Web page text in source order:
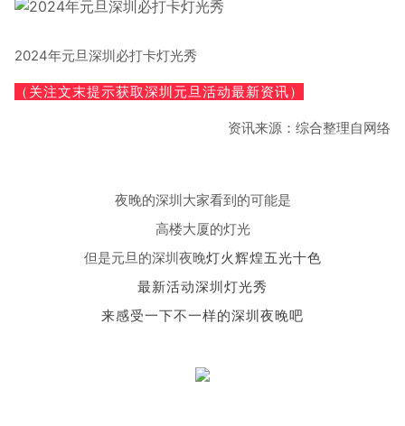
2024年元旦深圳必打卡灯光秀
（关注文末提示获取深圳元旦活动最新资讯）
资讯来源：综合整理自网络
夜晚的深圳大家看到的可能是
高楼大厦的灯光
但是元旦的深圳夜晚灯火辉煌五光十色
最新活动深圳灯光秀
来感受一下不一样的深圳夜晚吧